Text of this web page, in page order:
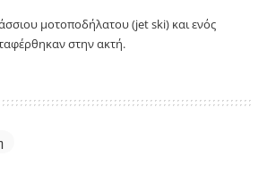
μοτοποδήλατου (jet ski) και ενός
στην ακτή.